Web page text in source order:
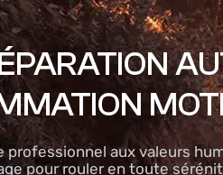
professionnel aux valeurs
pour rouler en toute